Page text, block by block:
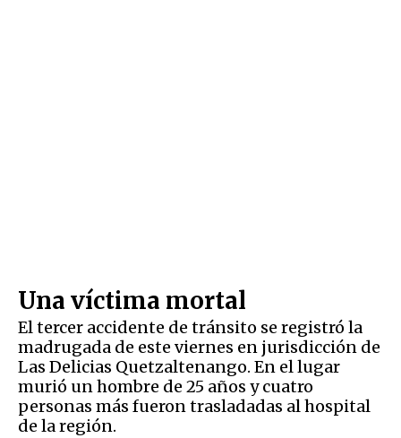
Una víctima mortal
El tercer accidente de tránsito se registró la
madrugada de este viernes en jurisdicción de
Las Delicias Quetzaltenango. En el lugar
murió un hombre de 25 años y cuatro
personas más fueron trasladadas al hospital
de la región.